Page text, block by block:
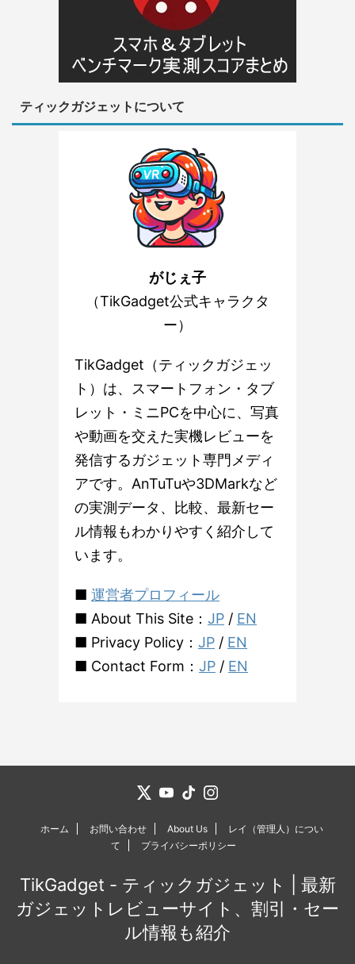
ティックガジェットについて
がじぇ子
（TikGadget公式キャラクタ
ー）
TikGadget（ティックガジェッ
ト）は、スマートフォン・タブ
レット・ミニPCを中心に、写真
や動画を交えた実機レビューを
発信するガジェット専門メディ
アです。AnTuTuや3DMarkなど
の実測データ、比較、最新セー
ル情報もわかりやすく紹介して
います。
■ 運営者プロフィール
■ About This Site： JP / EN
■ Privacy Policy： JP / EN
■ Contact Form： JP / EN
ホーム お問い合わせ About Us
レイ（管理人）につい
て
プライバシーポリシー
TikGadget - ティックガジェット | 最新
ガジェットレビューサイト、割引・セー
ル情報も紹介